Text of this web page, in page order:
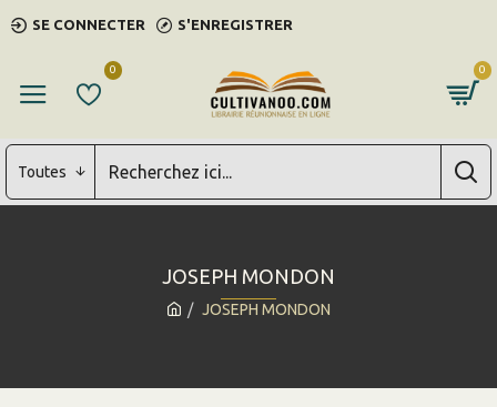
SE CONNECTER S'ENREGISTRER
0 0
Toutes
JOSEPH MONDON
JOSEPH MONDON